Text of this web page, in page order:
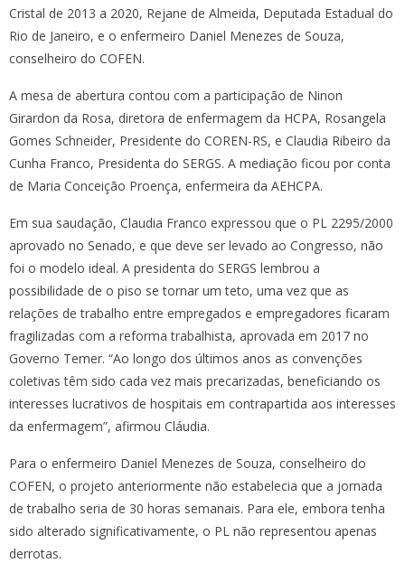
Cristal de 2013 a 2020, Rejane de Almeida, Deputada Estadual do
Rio de Janeiro, e o enfermeiro Daniel Menezes de Souza,
conselheiro do COFEN.
A mesa de abertura contou com a participação de Ninon
Girardon da Rosa, diretora de enfermagem da HCPA, Rosangela
Gomes Schneider, Presidente do COREN-RS, e Claudia Ribeiro da
Cunha Franco, Presidenta do SERGS. A mediação ficou por conta
de Maria Conceição Proença, enfermeira da AEHCPA.
Em sua saudação, Claudia Franco expressou que o PL 2295/2000
aprovado no Senado, e que deve ser levado ao Congresso, não
foi o modelo ideal. A presidenta do SERGS lembrou a
possibilidade de o piso se tornar um teto, uma vez que as
relações de trabalho entre empregados e empregadores ficaram
fragilizadas com a reforma trabalhista, aprovada em 2017 no
Governo Temer. “Ao longo dos últimos anos as convenções
coletivas têm sido cada vez mais precarizadas, beneficiando os
interesses lucrativos de hospitais em contrapartida aos interesses
da enfermagem”, afirmou Cláudia.
Para o enfermeiro Daniel Menezes de Souza, conselheiro do
COFEN, o projeto anteriormente não estabelecia que a jornada
de trabalho seria de 30 horas semanais. Para ele, embora tenha
sido alterado significativamente, o PL não representou apenas
derrotas.